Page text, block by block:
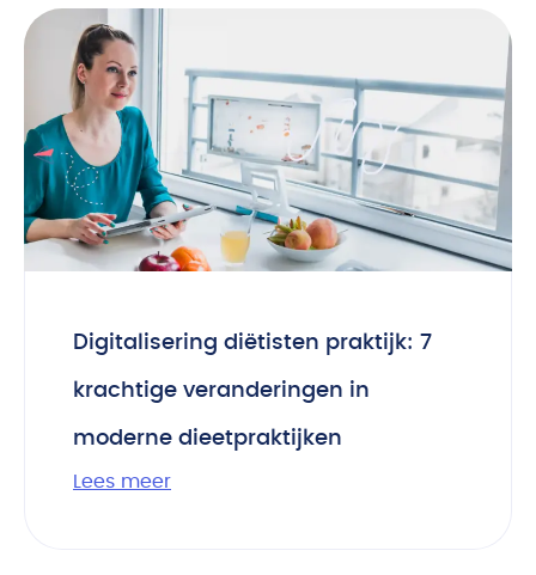
Digitalisering diëtisten praktijk: 7
krachtige veranderingen in
moderne dieetpraktijken
Lees meer